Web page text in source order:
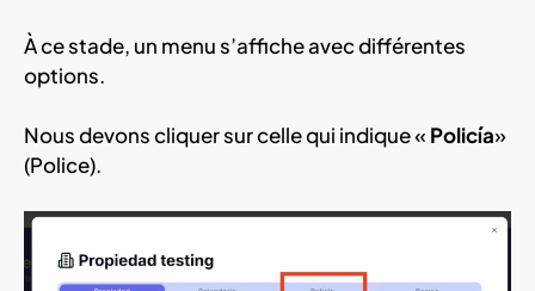
À ce stade, un menu s’affiche avec différentes
options.
Nous devons cliquer sur celle qui indique « Policía»
(Police).